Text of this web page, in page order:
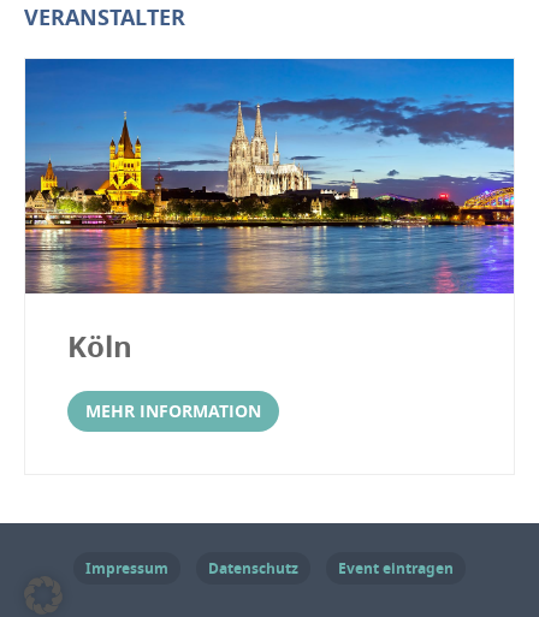
VERANSTALTER
Köln
MEHR INFORMATION
Impressum Datenschutz Event eintragen